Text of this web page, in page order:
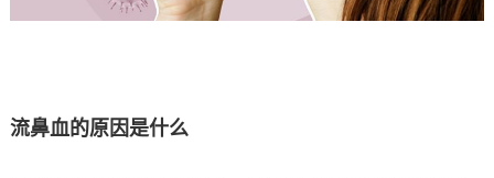
流鼻血的原因是什么